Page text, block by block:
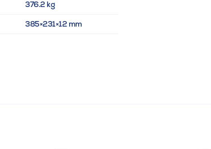
376.2 kg
385×231×12 mm